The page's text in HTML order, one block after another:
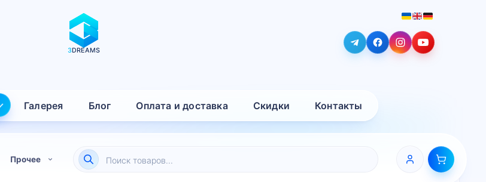
3DREAMS
Галерея Блог Оплата и доставка Скидки Контакты
Прочее Поиск